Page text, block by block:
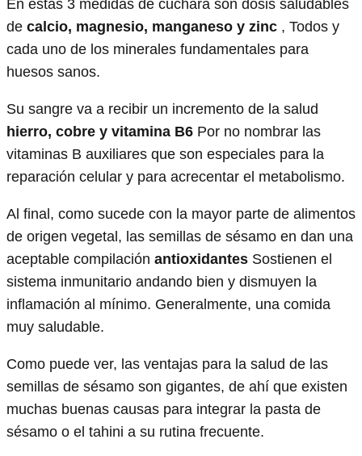
En estas 3 medidas de cuchara son dosis saludables
de calcio, magnesio, manganeso y zinc , Todos y
cada uno de los minerales fundamentales para
huesos sanos.
Su sangre va a recibir un incremento de la salud
hierro, cobre y vitamina B6 Por no nombrar las
vitaminas B auxiliares que son especiales para la
reparación celular y para acrecentar el metabolismo.
Al final, como sucede con la mayor parte de alimentos
de origen vegetal, las semillas de sésamo en dan una
aceptable compilación antioxidantes Sostienen el
sistema inmunitario andando bien y dismuyen la
inflamación al mínimo. Generalmente, una comida
muy saludable.
Como puede ver, las ventajas para la salud de las
semillas de sésamo son gigantes, de ahí que existen
muchas buenas causas para integrar la pasta de
sésamo o el tahini a su rutina frecuente.